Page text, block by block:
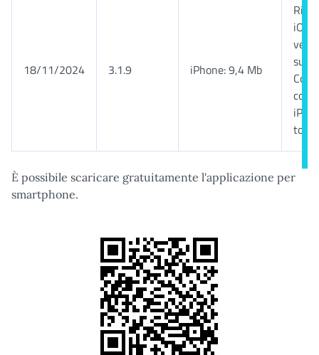
18/11/2024 3.1.9 iPhone: 9,4 Mb
iOS
con
iPad
È possibile scaricare gratuitamente l'applicazione per
smartphone.